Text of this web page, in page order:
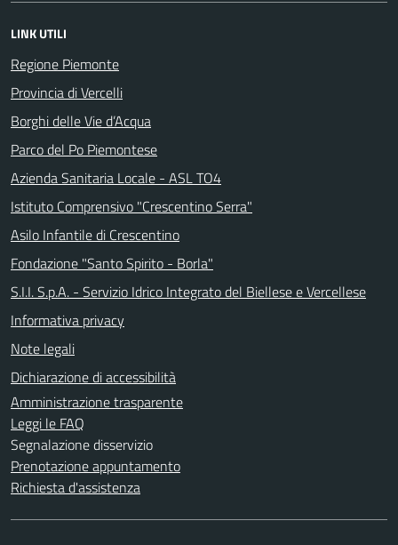
LINK UTILI
Regione Piemonte
Provincia di Vercelli
Borghi delle Vie d’Acqua
Parco del Po Piemontese
Azienda Sanitaria Locale - ASL TO4
Istituto Comprensivo "Crescentino Serra"
Asilo Infantile di Crescentino
Fondazione "Santo Spirito - Borla"
S.I.I. S.p.A. - Servizio Idrico Integrato del Biellese e Vercellese
Informativa privacy
Note legali
Dichiarazione di accessibilità
Amministrazione trasparente
Leggi le FAQ
Segnalazione disservizio
Prenotazione appuntamento
Richiesta d'assistenza